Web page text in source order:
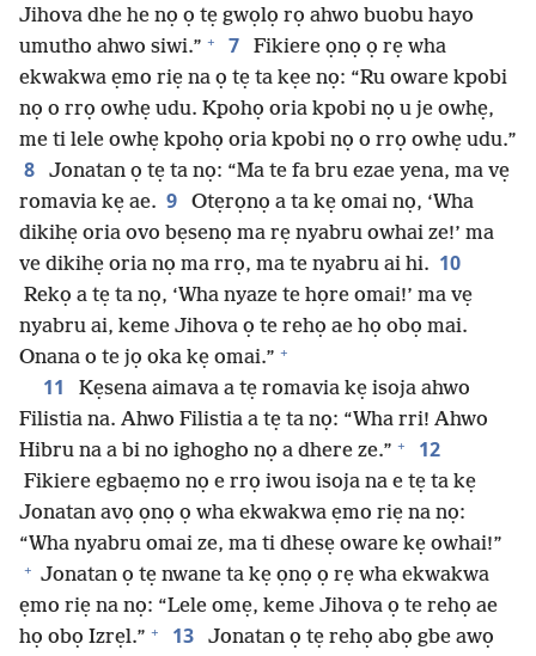
Jihova dhe he nọ ọ tẹ gwọlọ rọ ahwo buobu hayo
umutho ahwo siwi.” + 7
Fikiere ọnọ ọ rẹ wha
ekwakwa ẹmo riẹ na ọ tẹ ta kẹe nọ: “Ru oware kpobi
nọ o rrọ owhẹ udu. Kpohọ oria kpobi nọ u je owhẹ,
me ti lele owhẹ kpohọ oria kpobi nọ o rrọ owhẹ udu.”
8
Jonatan ọ tẹ ta nọ: “Ma te fa bru ezae yena, ma vẹ
romavia kẹ ae. 9
Otẹrọnọ a ta kẹ omai nọ, ‘Wha
dikihẹ oria ovo bẹsenọ ma rẹ nyabru owhai ze!’ ma
ve dikihẹ oria nọ ma rrọ, ma te nyabru ai hi. 10
Rekọ a tẹ ta nọ, ‘Wha nyaze te họre omai!’ ma vẹ
nyabru ai, keme Jihova ọ te rehọ ae họ obọ mai.
Onana o te jọ oka kẹ omai.” +
11
Kẹsena aimava a tẹ romavia kẹ isoja ahwo
Filistia na. Ahwo Filistia a tẹ ta nọ: “Wha rri! Ahwo
Hibru na a bi no ighogho nọ a dhere ze.” + 12
Fikiere egbaẹmo nọ e rrọ iwou isoja na e tẹ ta kẹ
Jonatan avọ ọnọ ọ wha ekwakwa ẹmo riẹ na nọ:
“Wha nyabru omai ze, ma ti dhesẹ oware kẹ owhai!”
+ Jonatan ọ tẹ nwane ta kẹ ọnọ ọ rẹ wha ekwakwa
ẹmo riẹ na nọ: “Lele omẹ, keme Jihova ọ te rehọ ae
họ obọ Izrẹl.” + 13
Jonatan ọ tẹ rehọ abọ gbe awọ